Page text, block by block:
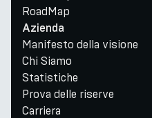
RoadMap
Azienda
Manifesto della visione
Chi Siamo
Statistiche
Prova delle riserve
Carriera